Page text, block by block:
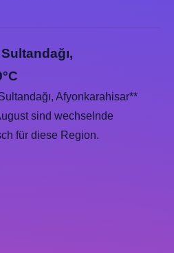
Afyonkarahisar**
sind wechselnde
für diese Region.